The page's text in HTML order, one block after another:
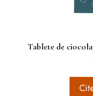
Tablete de